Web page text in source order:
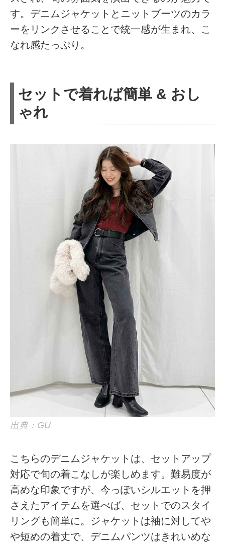
す。デニムジャケットとニットブーツのカラ
ーをリンクさせることで統一感が生まれ、こ
なれ感たっぷり。
セットで着れば簡単 & おし
ゃれ
出典：GU
こちらのデニムジャケットは、セットアップ
対応で旬の着こなしが楽しめます。難易度が
高めな印象ですが、今っぽいシルエットを押
さえたアイテムを選べば、セットでのスタイ
リングも簡単に。ジャケットは袖に対してや
や短めの着丈で、デニムパンツはきれいめな